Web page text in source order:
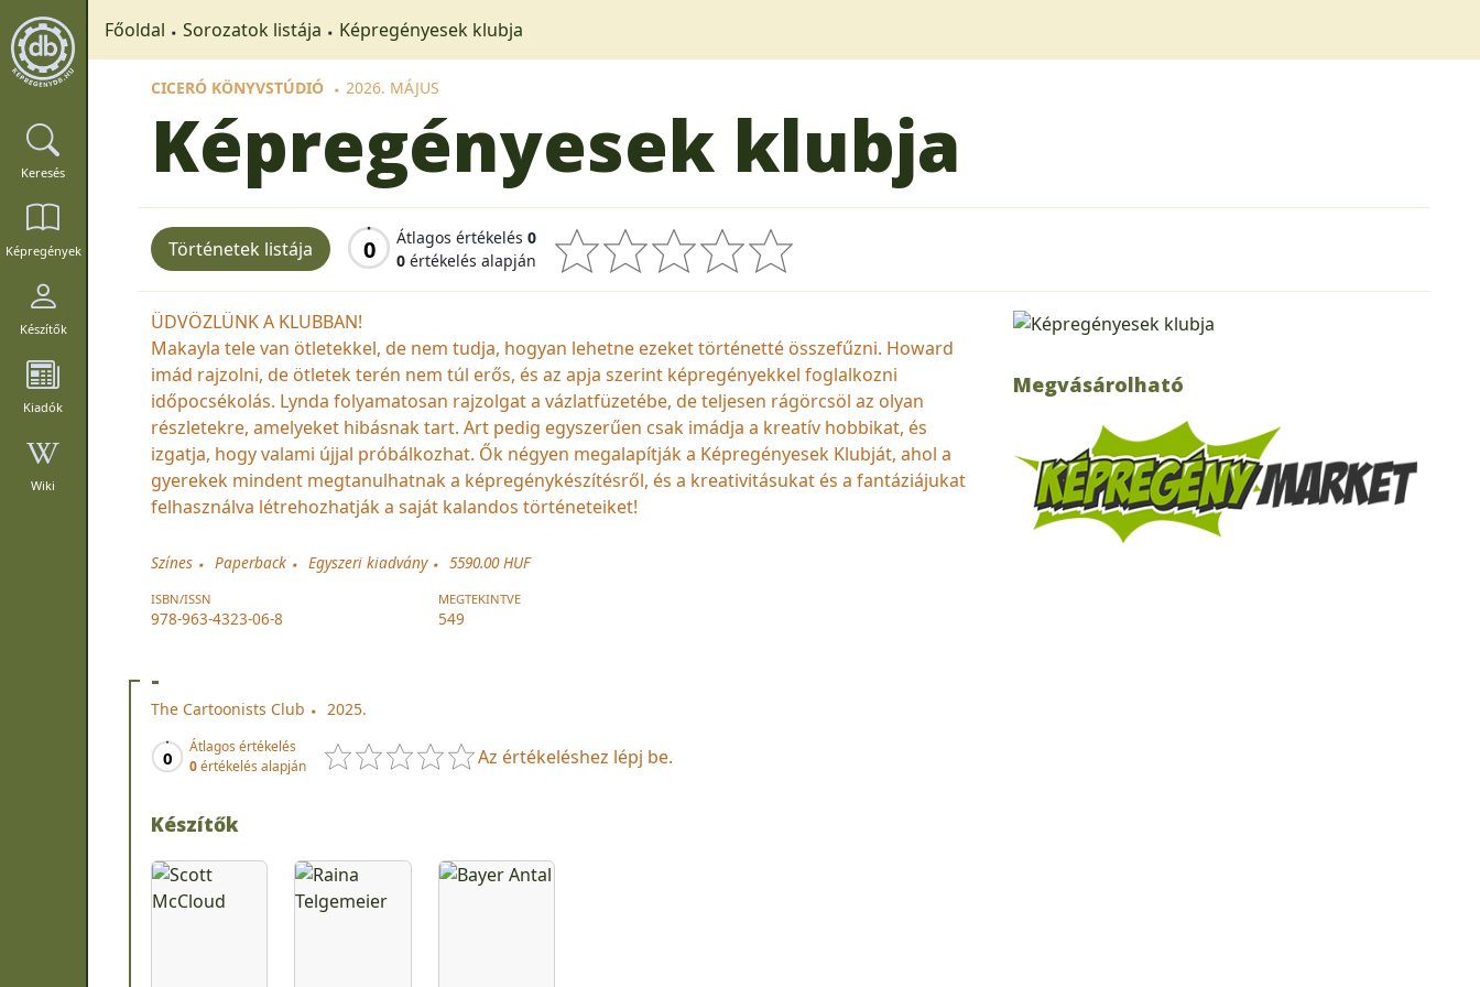
Keresés
Képregények
Készítők
Kiadók
Wiki
Főoldal Sorozatok listája Képregényesek klubja
CICERÓ KÖNYVSTÚDIÓ 2026. MÁJUS
Képregényesek klubja
Történetek listája 0 Átlagos értékelés 0
0 értékelés alapján
ÜDVÖZLÜNK A KLUBBAN!
Makayla tele van ötletekkel, de nem tudja, hogyan lehetne ezeket történetté összefűzni. Howard
imád rajzolni, de ötletek terén nem túl erős, és az apja szerint képregényekkel foglalkozni
időpocsékolás. Lynda folyamatosan rajzolgat a vázlatfüzetébe, de teljesen rágörcsöl az olyan
részletekre, amelyeket hibásnak tart. Art pedig egyszerűen csak imádja a kreatív hobbikat, és
izgatja, hogy valami újjal próbálkozhat. Ők négyen megalapítják a Képregényesek Klubját, ahol a
gyerekek mindent megtanulhatnak a képregénykészítésről, és a kreativitásukat és a fantáziájukat
felhasználva létrehozhatják a saját kalandos történeteiket!
Színes Paperback Egyszeri kiadvány 5590.00 HUF
ISBN/ISSN
978-963-4323-06-8
MEGTEKINTVE
549
-
The Cartoonists Club 2025.
0
Átlagos értékelés
0értékelés alapján Az értékeléshez lépj be.
Készítők
Megvásárolható